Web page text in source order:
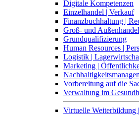
Digitale Kompetenzen
Einzelhandel | Verkauf
Finanzbuchhaltung |
Groß- und Außenhandel
Grundqualifizierung
Human Resources |
Logistik |
Marketing |
Vorbereitung auf die
Verwaltung im
Virtuelle